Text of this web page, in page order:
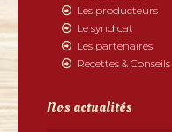
Les producteurs
Le syndicat
Les partenaires
Recettes & Conseils
Nos actualités